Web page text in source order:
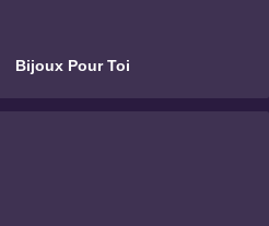
Bijoux Pour Toi